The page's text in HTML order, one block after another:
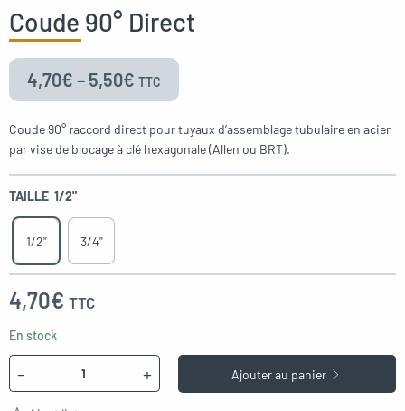
Coude 90° Direct
4,70€ – 5,50€ TTC
Coude 90° raccord direct pour tuyaux d’assemblage tubulaire en acier
par vise de blocage à clé hexagonale (Allen ou BRT).
TAILLE 1/2"
1/2" 3/4"
4,70€ TTC
En stock
- + Ajouter au panier